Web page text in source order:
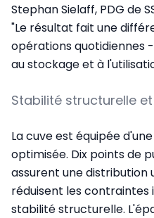
Stephan Sielaff, PDG de
"Le résultat fait une
opérations quotidiennes
au stockage et à
Stabilité structurelle
La cuve est équipée
optimisée. Dix points de
assurent une distribution
réduisent les
stabilité structurelle.